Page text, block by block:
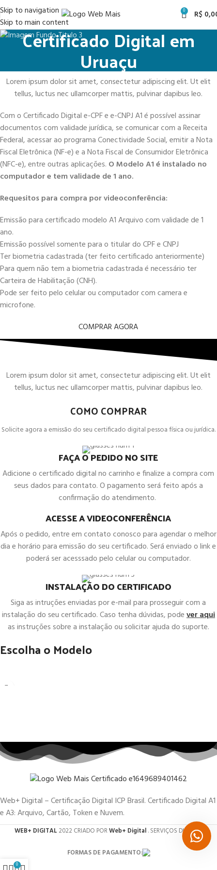
Skip to navigation
Skip to main content
0 R$
Certificado Digital em
Uruaçu
Lorem ipsum dolor sit amet, consectetur adipiscing elit. Ut elit
tellus, luctus nec ullamcorper mattis, pulvinar dapibus leo.
Com o Certificado Digital e-CPF e e-CNPJ A1 é possível assinar
documentos com validade jurídica, se comunicar com a Receita
Federal, acessar ao programa Conectividade Social, emitir a Nota
Fiscal Eletrônica (NF-e) e a Nota Fiscal de Consumidor Eletrônica
(NFC-e), entre outras aplicações. O Modelo A1 é instalado no
computador e tem validade de 1 ano.
Requesitos para compra por videoconferência:
Emissão para certificado modelo A1 Arquivo com validade de 1
ano.
Emissão possível somente para o titular do CPF e CNPJ
Ter biometria cadastrada (ter feito certificado anteriormente)
Para quem não tem a biometria cadastrada é necessário ter
Carteira de Habilitação (CNH).
Pode ser feito pelo celular ou computador com camera e
microfone.
COMPRAR AGORA
Lorem ipsum dolor sit amet, consectetur adipiscing elit. Ut elit
tellus, luctus nec ullamcorper mattis, pulvinar dapibus leo.
COMO COMPRAR
Solicite agora a emissão do seu certificado digital pessoa física ou jurídica.
FAÇA O PEDIDO NO SITE
Adicione o certificado digital no carrinho e finalize a compra com
seus dados para contato. O pagamento será feito após a
confirmação do atendimento.
ACESSE A VIDEOCONFERÊNCIA
Após o pedido, entre em contato conosco para agendar o melhor
dia e horário para emissão do seu certificado. Será enviado o link e
poderá ser acesssado pelo celular ou computador.
INSTALAÇÃO DO CERTIFICADO
Siga as intruções enviadas por e-mail para prosseguir com a
instalação do seu certificado. Caso tenha dúvidas, podever aqui
as instruções sobre a instalação ou solicitar ajuda do suporte.
Escolha o Modelo
Web+ Digital – Certificação Digital ICP Brasil. Certificado Digital A1
e A3: Arquivo, Cartão, Token e Nuvem.
WEB+ DIGITAL 2022 CRIADO PORWeb+ Digital. SERVIÇOS DIGITAIS.
FORMAS DE PAGAMENTO:
0